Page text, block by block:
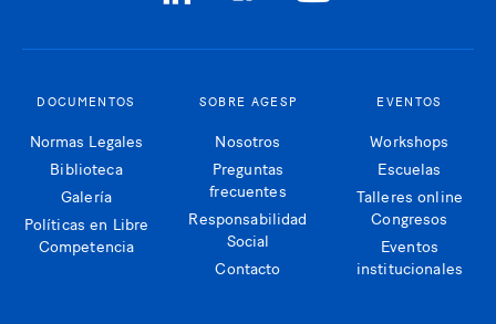
DOCUMENTOS
Normas Legales
Biblioteca
Galería
Políticas en Libre
Competencia
SOBRE AGESP
Nosotros
Preguntas
frecuentes
Responsabilidad
Social
Contacto
EVENTOS
Workshops
Escuelas
Talleres online
Congresos
Eventos
institucionales